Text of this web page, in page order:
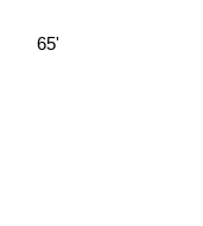
65'